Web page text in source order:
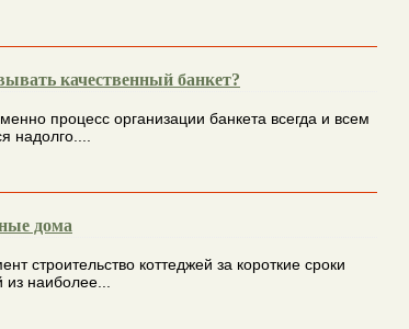
качественный банкет?
процесс организации банкета всегда и всем
надолго....
дома
строительство коттеджей за короткие сроки
наиболее...